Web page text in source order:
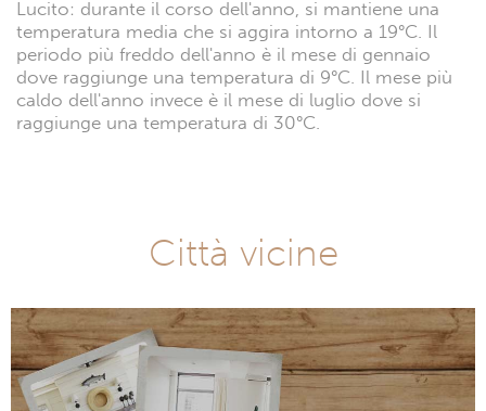
Lucito: durante il corso dell'anno, si mantiene una
temperatura media che si aggira intorno a 19°C. Il
periodo più freddo dell'anno è il mese di gennaio
dove raggiunge una temperatura di 9°C. Il mese più
caldo dell'anno invece è il mese di luglio dove si
raggiunge una temperatura di 30°C.
Città vicine